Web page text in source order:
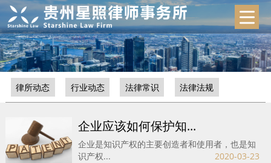
律所动态 行业动态 法律常识 法律法规
企业应该如何保护知...
企业是知识产权的主要创造者和使用者，也是知
识产权...
2020-03-23